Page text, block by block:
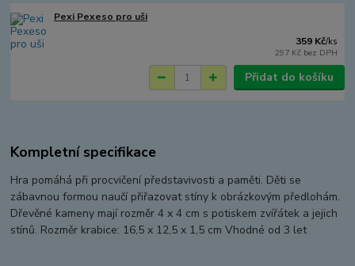
Pexi Pexeso pro uši
359 Kč/ks
297 Kč bez DPH
Přidat do košíku
Kompletní specifikace
Hra pomáhá při procvičení představivosti a paměti. Děti se
zábavnou formou naučí přiřazovat stíny k obrázkovým předlohám.
Dřevěné kameny mají rozměr 4 x 4 cm s potiskem zvířátek a jejich
stínů. Rozměr krabice: 16,5 x 12,5 x 1,5 cm Vhodné od 3 let